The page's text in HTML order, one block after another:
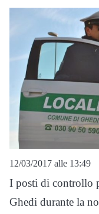
12/03/2017 alle 13:49
I posti di controllo
Ghedi durante la